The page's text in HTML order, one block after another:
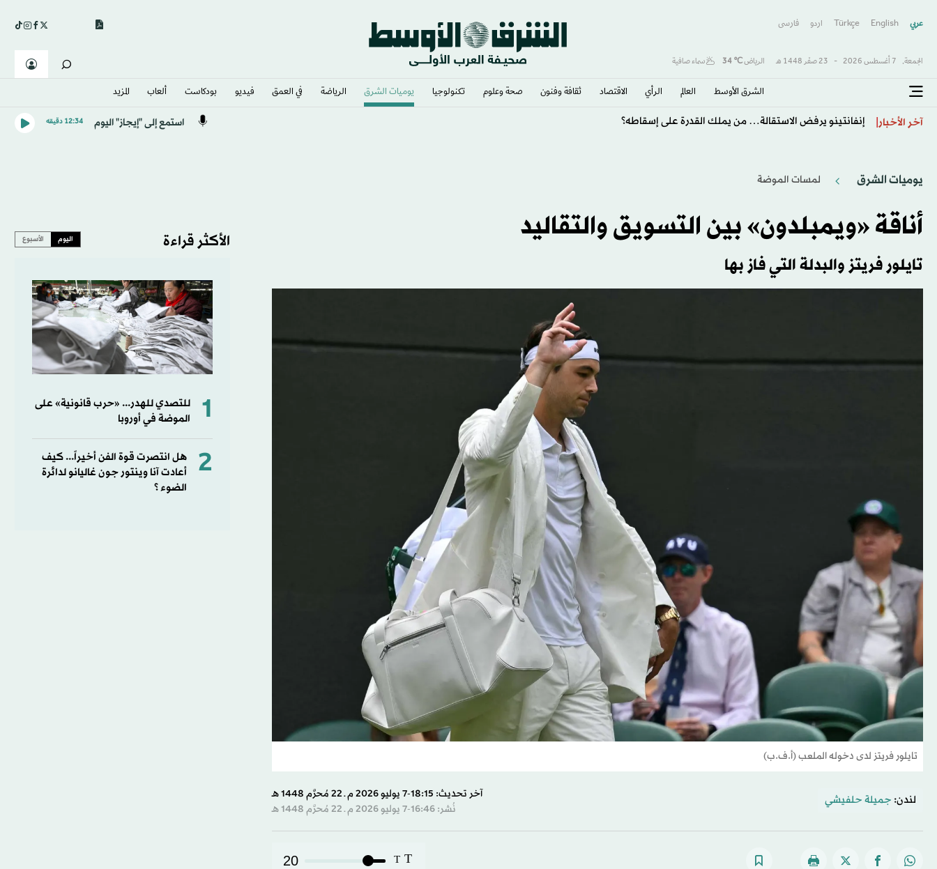
عربي English
Türkçe اردو فارسى
الجمعة, 7 أغسطس 2026 - 23 صفَر 1448 هـ الرياض℃
34 سماء صافية
الشرق الأوسط​ العالم الرأي الاقتصاد ثقافة وفنون صحة وعلوم تكنولوجيا يوميات الشرق​ الرياضة في العمق فيديو بودكاست ألعاب المزيد
آخر الأخبار إنفانتينو يرفض الاستقالة… من يملك القدرة على إسقاطه؟ استمع إلى "إيجاز" اليوم 12:34 دقيقه
يوميات الشرق لمسات الموضة
أناقة «ويمبلدون» بين التسويق والتقاليد
تايلور فريتز والبدلة التي فاز بها
تايلور فريتز لدى دخوله الملعب (أ.ف.ب)
لندن: جميلة حلفيشي
آخر تحديث: 18:15-7 يوليو 2026 م ـ 22 مُحرَّم 1448 هـ
نُشر: 16:46-7 يوليو 2026 م ـ 22 مُحرَّم 1448 هـ
T
T
20
الأكثر قراءة اليوم الأسبوع
1
للتصدي للهدر... «حرب قانونية» على
الموضة في أوروبا
2
هل انتصرت قوة الفن أخيراً... كيف
أعادت آنا وينتور جون غاليانو لدائرة
الضوء ؟